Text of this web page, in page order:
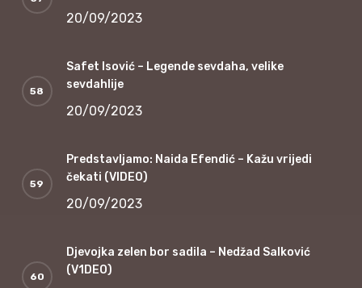
20/09/2023
Safet Isović – Legende sevdaha, velike
sevdahlije
20/09/2023
Predstavljamo: Naida Efendić – Kažu vrijedi
čekati (VIDEO)
20/09/2023
Djevojka zelen bor sadila – Nedžad Salković
(V1DEO)